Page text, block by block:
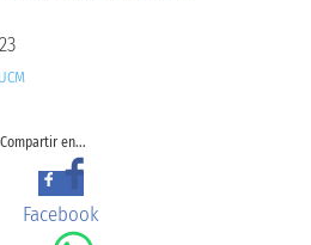
Compartir en...
Facebook